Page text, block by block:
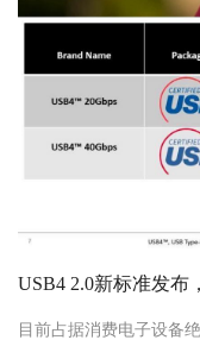
USB4 2.0新标准发布
目前占据消费电子设备